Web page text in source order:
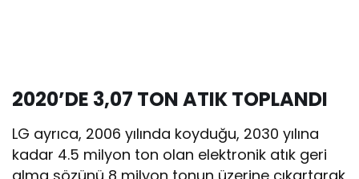
2020’DE 3,07 TON ATIK TOPLANDI
LG ayrıca, 2006 yılında koyduğu, 2030 yılına
kadar 4.5 milyon ton olan elektronik atık geri